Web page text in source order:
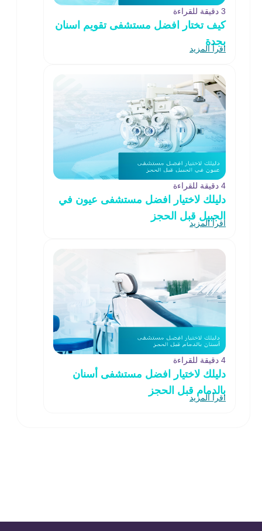
3 دقيقة للقراءة
كيف تختار افضل مستشفى تقويم اسنان
بجدة
اقرأ المزيد
4 دقيقة للقراءة
دليلك لاختيار افضل مستشفى عيون في
الجبيل قبل الحجز
اقرأ المزيد
4 دقيقة للقراءة
دليلك لاختيار افضل مستشفى أسنان
بالدمام قبل الحجز
اقرأ المزيد